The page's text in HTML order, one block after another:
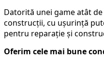
Datorită unei game atât
construcții, cu ușurință
pentru reparație și
Oferim cele mai bune